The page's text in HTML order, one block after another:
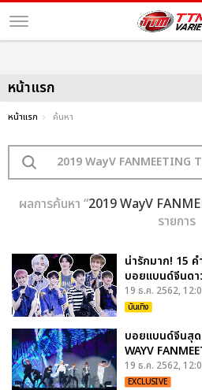
หน้าแรก
หน้าแรก ค้นหา
ผลการค้นหา “2019 WayV
รายการ
น่ารักมาก! 15 ค
บอยแบนด์จีนดา
19 ธ.ค. 2562,
บันเทิง
บอยแบนด์จีนสุด
WAYV
19 ธ.ค. 2562,
EXCLUSIVE